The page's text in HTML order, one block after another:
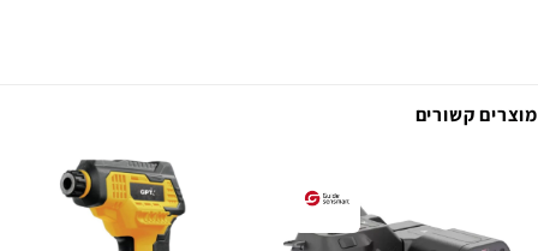
מוצרים קשורים